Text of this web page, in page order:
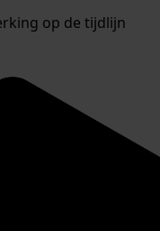
op de tijdlijn